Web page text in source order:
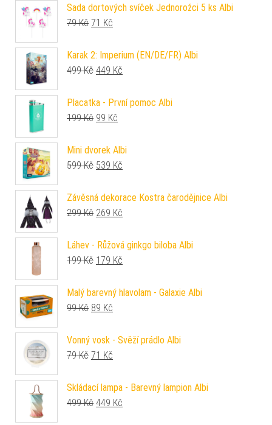
Sada dortových svíček Jednorožci 5 ks Albi
79Kč Původní cena byla: 79 Kč.
71 Kč
Karak 2: Imperium (EN/DE/FR) Albi
499Kč Původní cena byla: 499 Kč.
449 Kč
Placatka - První pomoc Albi
199Kč Původní cena byla: 199 Kč.
99 Kč
Mini dvorek Albi
599Kč Původní cena byla: 599 Kč.
539 Kč
Závěsná dekorace Kostra čarodějnice Albi
299Kč Původní cena byla: 299 Kč.
269 Kč
Láhev - Růžová ginkgo biloba Albi
199Kč Původní cena byla: 199 Kč.
179 Kč
Malý barevný hlavolam - Galaxie Albi
99Kč Původní cena byla: 99 Kč.
89 Kč
Vonný vosk - Svěží prádlo Albi
79Kč Původní cena byla: 79 Kč.
71 Kč
Skládací lampa - Barevný lampion Albi
499Kč Původní cena byla: 499 Kč.
449 Kč